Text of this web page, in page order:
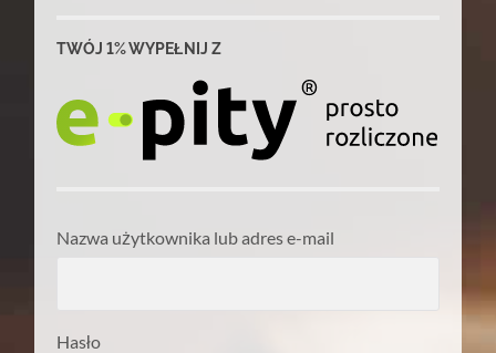
TWÓJ 1% WYPEŁNIJ Z
Nazwa użytkownika lub adres e-mail
Hasło